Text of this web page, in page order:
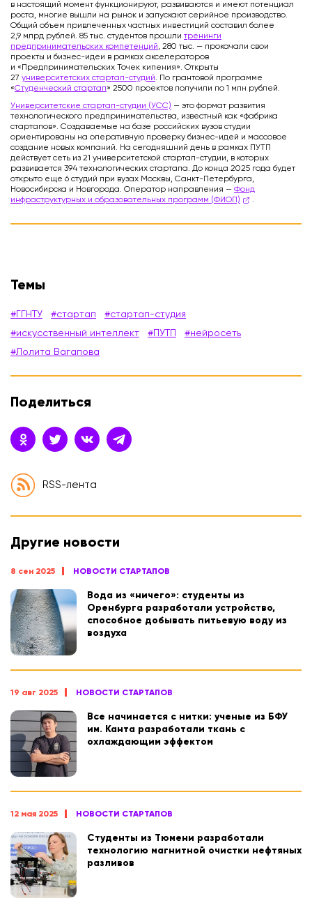
Темы
#ГГНТУ #стартап
#стартап-студия
#искусственный интеллект
#ПУТП
#нейросеть
#Лолита Вагапова
Поделиться
RSS-лента
Другие новости
8 сен 2025 НОВОСТИ СТАРТАПОВ
Вода из «ничего»: студенты из
Оренбурга разработали устройство,
способное добывать питьевую воду из
воздуха
19 авг 2025 НОВОСТИ СТАРТАПОВ
Все начинается с нитки: ученые из БФУ
им. Канта разработали ткань с
охлаждающим эффектом
12 мая 2025 НОВОСТИ СТАРТАПОВ
Студенты из Тюмени разработали
технологию магнитной очистки нефтяных
разливов
в настоящий момент функционируют, развиваются и имеют потенциал
роста, многие вышли на рынок и запускают серийное производство.
Общий объем привлеченных частных инвестиций составил более
2,9 млрд рублей. 85 тыс. студентов прошли тренинги
предпринимательских компетенций, 280 тыс. — прокачали свои
проекты и бизнес-идеи в рамках акселераторов
и «Предпринимательских Точек кипения». Открыты
27 университетских стартап-студий. По грантовой программе
«Студенческий стартап» 2500 проектов получили по 1 млн рублей.
Университетские стартап-студии (УСС) — это формат развития
технологического предпринимательства, известный как «фабрика
стартапов». Создаваемые на базе российских вузов студии
ориентированы на оперативную проверку бизнес-идей и массовое
создание новых компаний. На сегодняшний день в рамках ПУТП
действует сеть из 21 университетской стартап-студии, в которых
развивается 394 технологических стартапа. До конца 2025 года будет
открыто еще 6 студий при вузах Москвы, Санкт-Петербурга,
Новосибирска и Новгорода. Оператор направления — Фонд
инфраструктурных и образовательных программ (ФИОП)
.